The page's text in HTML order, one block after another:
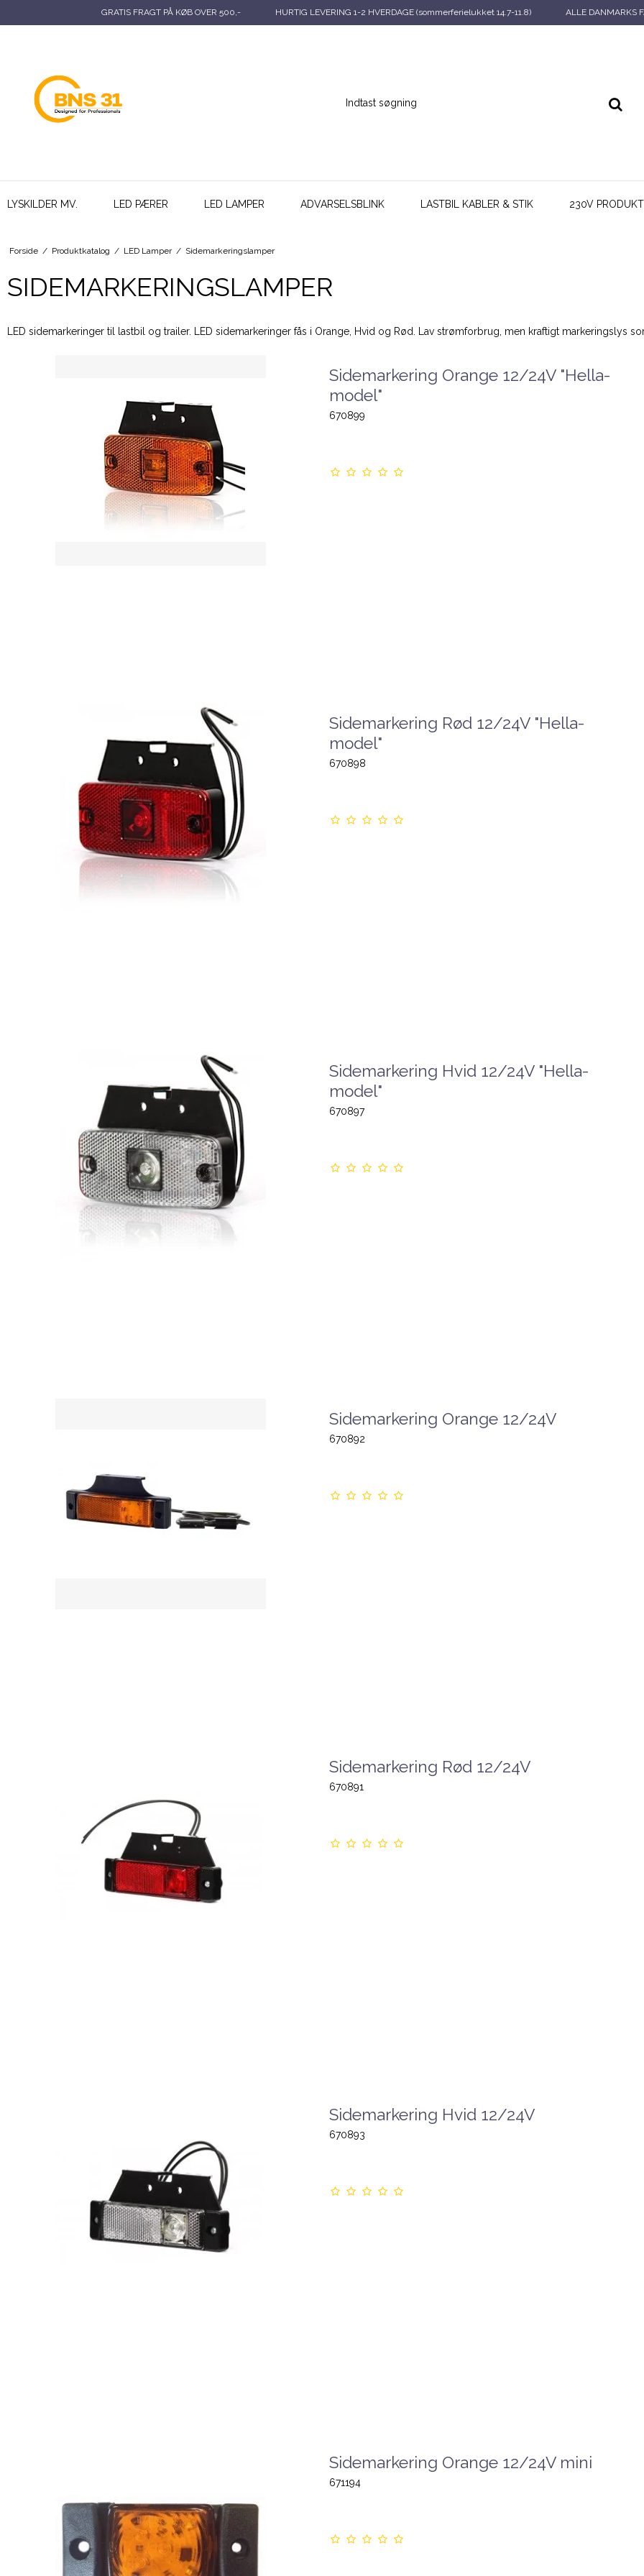
GRATIS FRAGT PÅ KØB OVER 500,- HURTIG LEVERING 1-2 HVERDAGE (sommerferielukket 14.7-11.8) ALLE DANMARKS
LYSKILDER MV. LED PÆRER LED LAMPER ADVARSELSBLINK LASTBIL KABLER & STIK 230V
Forside / Produktkatalog / LED Lamper / Sidemarkeringslamper
SIDEMARKERINGSLAMPER
LED sidemarkeringer til lastbil og trailer. LED sidemarkeringer fås i Orange, Hvid og Rød. Lav strømforbrug, men kraftigt markeringslys
Sidemarkering Orange 12/24V "Hella-
model"
670899
Sidemarkering Rød 12/24V "Hella-
model"
670898
Sidemarkering Hvid 12/24V "Hella-
model"
670897
Sidemarkering Orange 12/24V
670892
Sidemarkering Rød 12/24V
670891
Sidemarkering Hvid 12/24V
670893
Sidemarkering Orange 12/24V mini
671194